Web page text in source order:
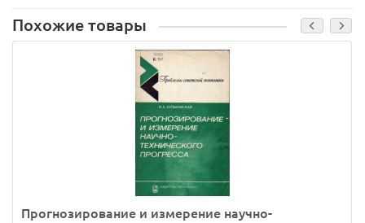
Похожие товары
Прогнозирование и измерение научно-